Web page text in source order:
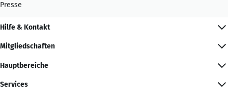
Presse
Hilfe & Kontakt
Mitgliedschaften
Hauptbereiche
Services